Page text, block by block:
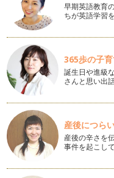
心を癒す万能アロマと言
アロマを有名にしてくれ
でしょう！万能オイルで
アロマコロジーという言
アロマテラピーは香り
用いて、人間本来のも
明けましておめでとうご
明けましておめでとうご
ピーになるヒントをお
クリスマスと香り続編・
前回の記事で紹介した、
ー。 今回は作り…
早期英語教育
ちが英語学習
365歩の子
誕生日や進級
さんと思い出
産後につら
産後の辛さを
事件を起こし